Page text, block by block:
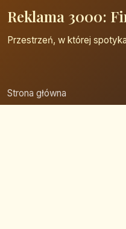
Reklama 3000:
Przestrzeń, w której
Strona główna